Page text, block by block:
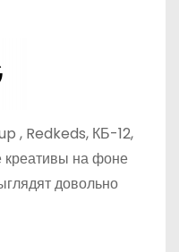
, Redkeds, КБ-12,
креативы на фоне
довольно